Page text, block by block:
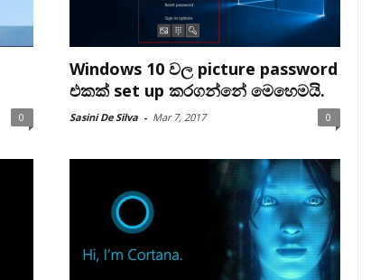
0
Windows 10 වල picture password
එකක් set up කරගන්නේ මෙහෙමයි.
Sasini De Silva - Mar 7, 2017 0